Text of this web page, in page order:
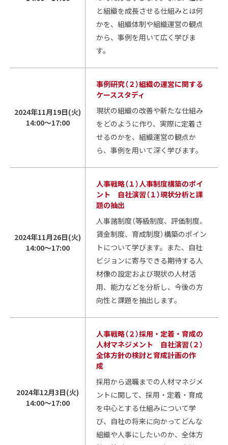
と組織を成長させる仕組みとは何
かを、組織体制や組織運営の観点
から、事例を用いて広く学びま
す。
2024年11月19日(火)
14:00～17:00
事例研究（２）組織の運営に関する
ケーススタディ
現状の組織の改善や新たな仕組み
をどのように作り、実際に定着さ
せるのかを、組織運営の観点か
ら、事例を用いて深く学びます。
2024年11月26日(火)
14:00～17:00
人事戦略（１）人事制度構築のポイ
ント 自社演習（１）現状分析と課
題の抽出
人事諸制度（等級制度、評価制度、
賃金制度、育成制度）構築のポイン
トについて学びます。また、自社
ビジョンに寄与できる期待する人
材像の設定および現状の人材活
用、能力などを分析し、今後の方
向性と課題を抽出します。
2024年12月3日(火)
14:00～17:00
人事戦略（２）採用・定着・育成の
人材マネジメント 自社演習（２）
全体方針の検討と育成計画の作
成
採用から退職までの人材マネジメ
ントに関して、採用・定着・育成
を中心とする仕組みについて学
び、自社の将来に向かってどんな
組織や人事にしたいのか、全体方